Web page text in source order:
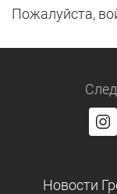
Пожалуйста,
Новости